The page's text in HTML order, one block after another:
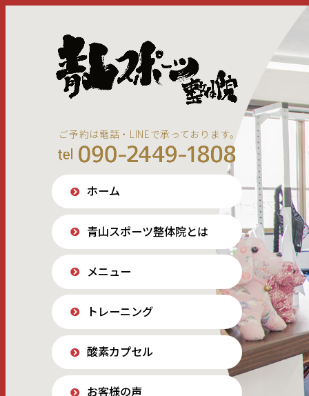
ご予約は電話・LINEで承っております。
ホーム
青山スポーツ整体院とは
メニュー
トレーニング
酸素カプセル
お客様の声